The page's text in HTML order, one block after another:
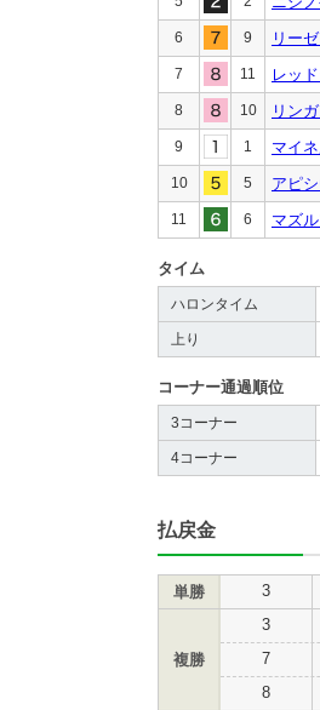
6 9 リー
7 11 レッ
8 10 リン
9 1 マイ
10 5 アピ
11 6 マズ
タイム
ハロンタイム
上り
コーナー通過順位
3コーナー
4コーナー
払戻金
単勝 3
複勝
3
7
8